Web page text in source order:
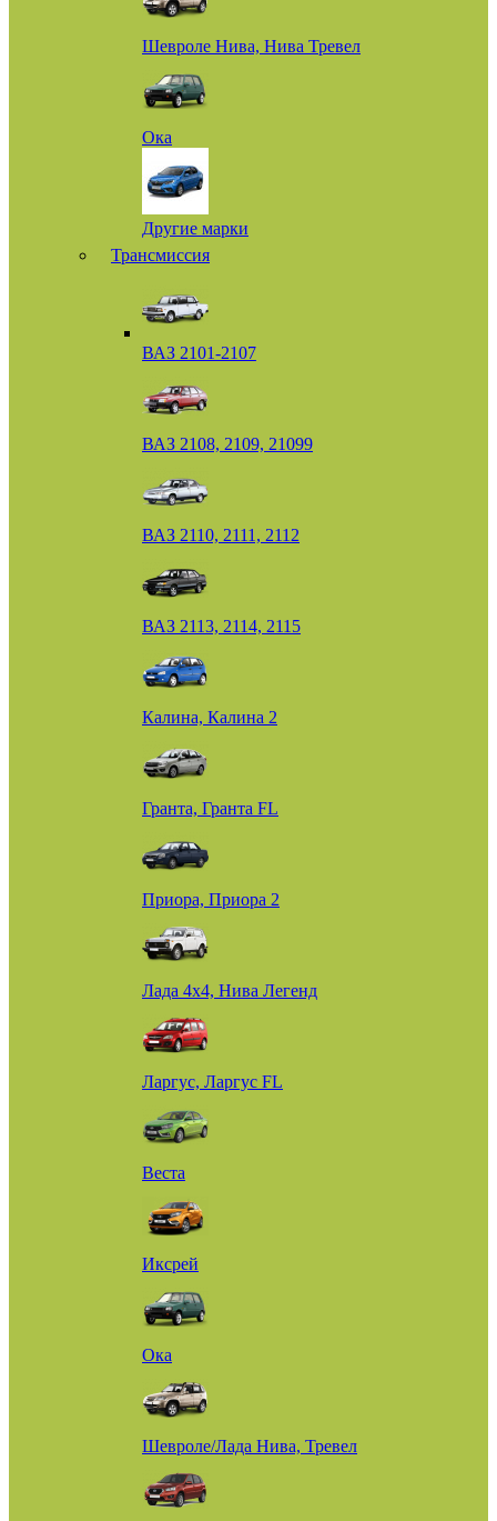
Шевроле Нива, Нива Тревел
Ока
Другие марки
Трансмиссия
ВАЗ 2101-2107
ВАЗ 2108, 2109, 21099
ВАЗ 2110, 2111, 2112
ВАЗ 2113, 2114, 2115
Калина, Калина 2
Гранта, Гранта FL
Приора, Приора 2
Лада 4х4, Нива Легенд
Ларгус, Ларгус FL
Веста
Иксрей
Ока
Шевроле/Лада Нива, Тревел